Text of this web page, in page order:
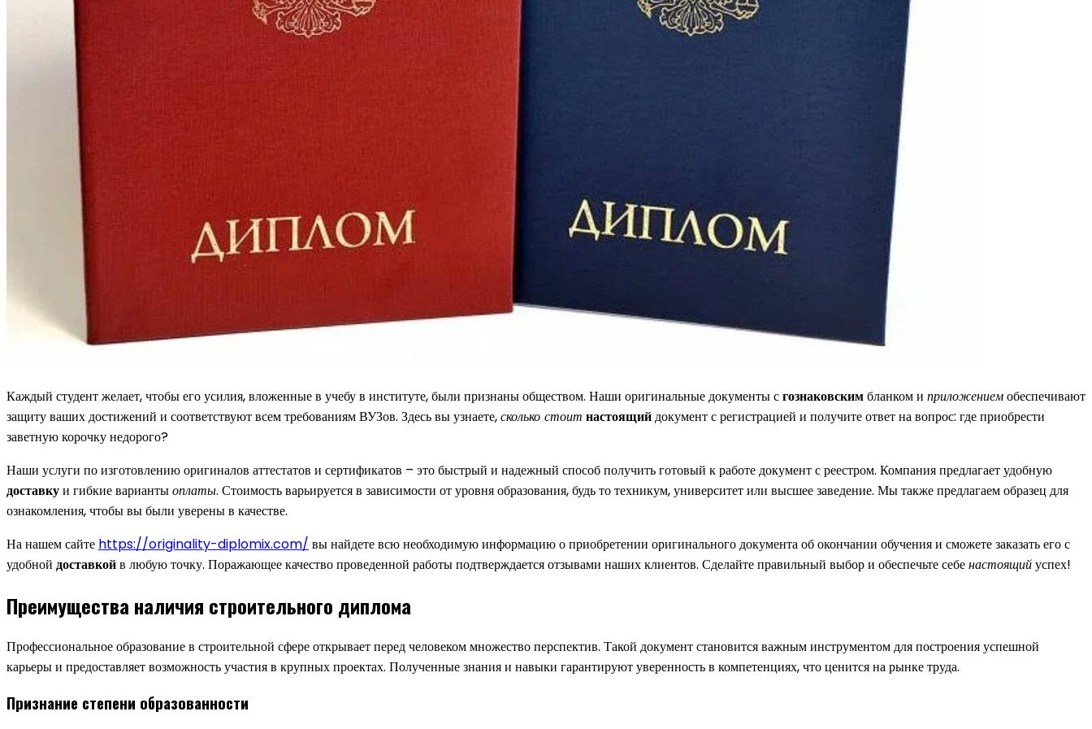
Каждый студент желает, чтобы его усилия, вложенные в учебу в институте, были признаны обществом. Наши оригинальные документы сгознаковскимбланком и приложениемобеспечивают
защиту ваших достижений и соответствуют всем требованиям ВУЗов. Здесь вы узнаете,сколько стоит настоящийдокумент с регистрацией и получите ответ на вопрос: где приобрести
заветную корочку недорого?
Наши услуги по изготовлению оригиналов аттестатов и сертификатов – это быстрый и надежный способ получить готовый к работе документ с реестром. Компания предлагает удобную
доставкуи гибкие вариантыоплаты. Стоимость варьируется в зависимости от уровня образования, будь то техникум, университет или высшее заведение. Мы также предлагаем образец для
ознакомления, чтобы вы были уверены в качестве.
На нашем сайте https://originality-diplomix.com/ вы найдете всю необходимую информацию о приобретении оригинального документа об окончании обучения и сможете заказать его с
удобной доставкойв любую точку. Поражающее качество проведенной работы подтверждается отзывами наших клиентов. Сделайте правильный выбор и обеспечьте себенастоящийуспех!
Преимущества наличия строительного диплома
Профессиональное образование в строительной сфере открывает перед человеком множество перспектив. Такой документ становится важным инструментом для построения успешной
карьеры и предоставляет возможность участия в крупных проектах. Полученные знания и навыки гарантируют уверенность в компетенциях, что ценится на рынке труда.
Признание степени образованности